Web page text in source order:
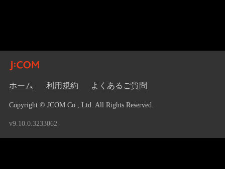
ホーム 利用規約 よくあるご質問
Copyright © JCOM Co., Ltd. All Rights Reserved.
v9.10.0.3233062